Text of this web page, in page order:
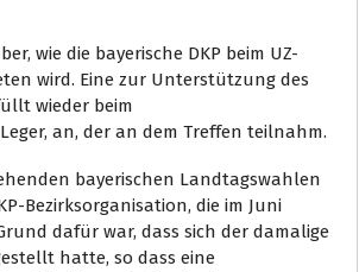
wie die bayerische DKP beim UZ-
wird. Eine zur Unterstützung des
wieder beim
an, der an dem Treffen teilnahm.
bayerischen Landtagswahlen
Bezirksorganisation, die im Juni
dafür war, dass sich der damalige
hatte, so dass eine